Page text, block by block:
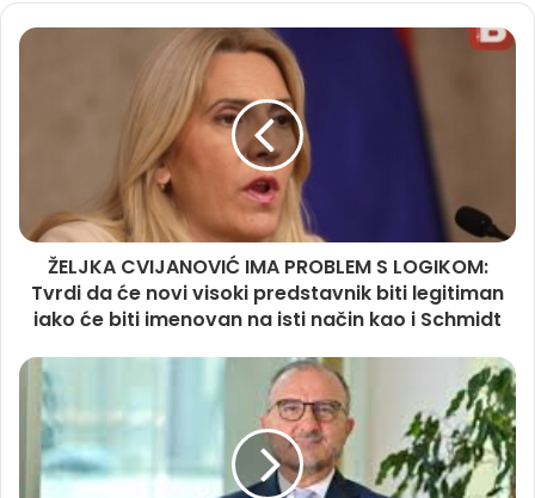
ŽELJKA CVIJANOVIĆ IMA PROBLEM S LOGIKOM:
Tvrdi da će novi visoki predstavnik biti legitiman
iako će biti imenovan na isti način kao i Schmidt